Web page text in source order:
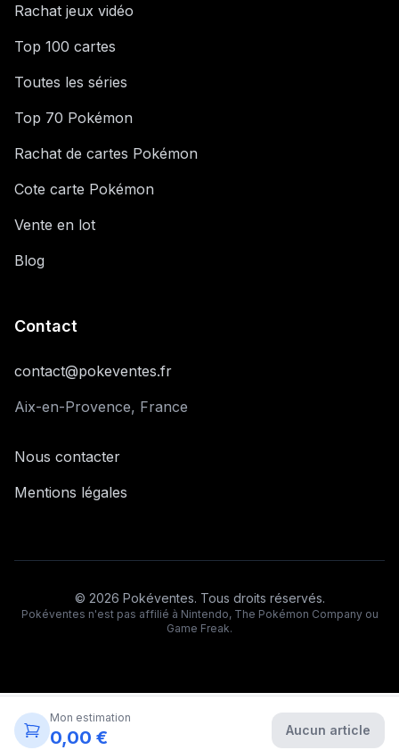
Rachat jeux vidéo
Top 100 cartes
Toutes les séries
Top 70 Pokémon
Rachat de cartes Pokémon
Cote carte Pokémon
Vente en lot
Blog
Contact
contact@pokeventes.fr
Aix-en-Provence, France
Nous contacter
Mentions légales
© 2026 Pokéventes. Tous droits réservés.
Pokéventes n'est pas affilié à Nintendo, The Pokémon Company ou
Game Freak.
Mon estimation
0,00 € Aucun article